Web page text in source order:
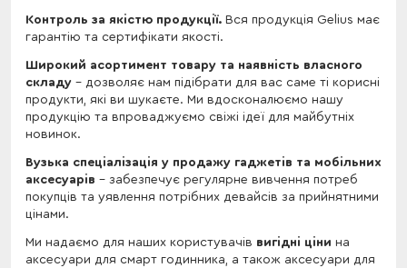
Контроль за якістю продукції. Вся продукція Gelius має
гарантію та сертифікати якості.
Широкий асортимент товару та наявність власного
складу – дозволяє нам підібрати для вас саме ті корисні
продукти, які ви шукаєте. Ми вдосконалюємо нашу
продукцію та впроваджуємо свіжі ідеї для майбутніх
новинок.
Вузька спеціалізація у продажу гаджетів та мобільних
аксесуарів – забезпечує регулярне вивчення потреб
покупців та уявлення потрібних девайсів за прийнятними
цінами.
Ми надаємо для наших користувачів вигідні ціни на
аксесуари для смарт годинника, а також аксесуари для